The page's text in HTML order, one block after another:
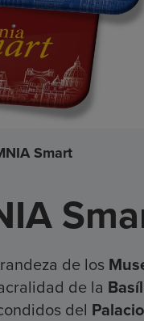
Smart
de los
de la
del